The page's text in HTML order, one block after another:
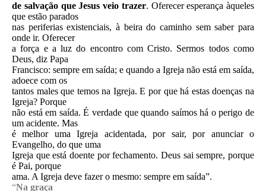
de salvação que Jesus veio trazer. Oferecer esperança àqueles
que estão parados
nas periferias existenciais, à beira do caminho sem saber para
onde ir. Oferecer
a força e a luz do encontro com Cristo. Sermos todos como
Deus, diz Papa
Francisco: sempre em saída; e quando a Igreja não está em saída,
adoece com os
tantos males que temos na Igreja. E por que há estas doenças na
Igreja? Porque
não está em saída. É verdade que quando saímos há o perigo de
um acidente. Mas
é melhor uma Igreja acidentada, por sair, por anunciar o
Evangelho, do que uma
Igreja que está doente por fechamento. Deus sai sempre, porque
é Pai, porque
ama. A Igreja deve fazer o mesmo: sempre em saída”.
“Na graça